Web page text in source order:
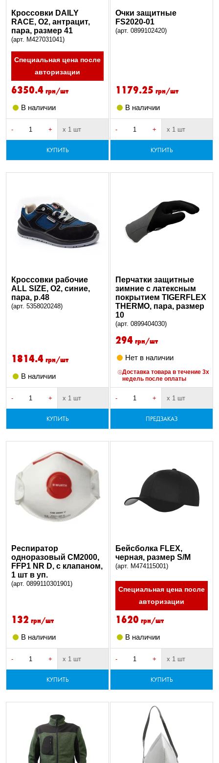
Кроссовки DAILY
RACE, O2, антрацит,
пара, размер 41
(арт. M427031041)
Специальная цена после
авторизации
6350.4 грн/шт
В наличии
- + х 1 шт
КУПИТЬ
Очки защитные
FS2020-01
(арт. 0899102420)
1179.25 грн/шт
В наличии
- + х 1 шт
КУПИТЬ
Кроссовки рабочие
ALL SIZE, O2, синие,
пара, р.48
(арт. 5358020248)
1814.4 грн/шт
В наличии
- + х 1 шт
КУПИТЬ
Перчатки защитные
зимние с латексным
покрытием TIGERFLEX
THERMO, пара, размер
10
(арт. 0899404030)
294 грн/шт
Нет в наличии
Доставка товара в течение 3х
недель после оплаты
- + х 1 шт
ПРЕДЗАКАЗ
Респиратор
одноразовый CM2000,
FFP1 NR D, с клапаном,
1 шт в уп.
(арт. 0899110301901)
132 грн/шт
В наличии
- + х 1 шт
КУПИТЬ
Бейсболка FLEX,
черная, размер S/M
(арт. M474115001)
Специальная цена после
авторизации
1620 грн/шт
В наличии
- + х 1 шт
КУПИТЬ